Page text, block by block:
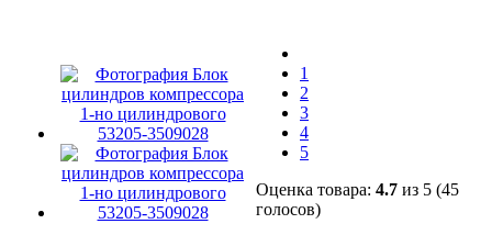
1
2
3
4
5
Оценка товара: 4.7 из 5 (45
голосов)